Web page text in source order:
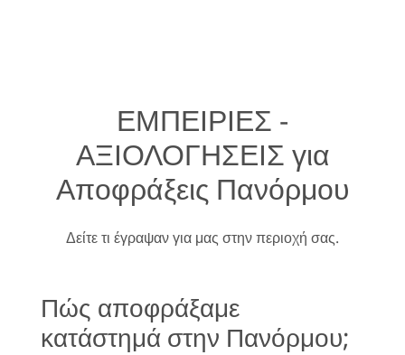
ΕΜΠΕΙΡΙΕΣ -
ΑΞΙΟΛΟΓΗΣΕΙΣ για
Αποφράξεις Πανόρμου
Δείτε τι έγραψαν για μας στην περιοχή σας.
Πώς αποφράξαμε
κατάστημά στην Πανόρμου;